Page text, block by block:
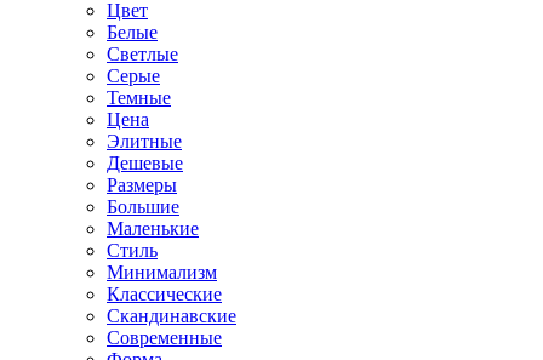
Цвет
Белые
Светлые
Серые
Темные
Цена
Элитные
Дешевые
Размеры
Большие
Маленькие
Стиль
Минимализм
Классические
Скандинавские
Современные